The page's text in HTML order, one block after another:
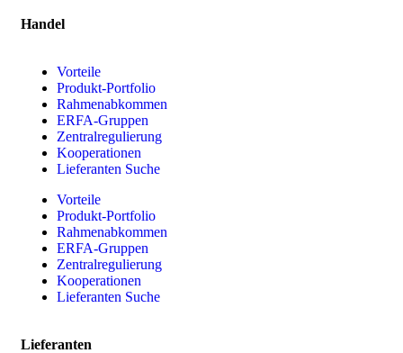
Handel
Vorteile
Produkt-Portfolio
Rahmenabkommen
ERFA-Gruppen
Zentralregulierung
Kooperationen
Lieferanten Suche
Vorteile
Produkt-Portfolio
Rahmenabkommen
ERFA-Gruppen
Zentralregulierung
Kooperationen
Lieferanten Suche
Lieferanten